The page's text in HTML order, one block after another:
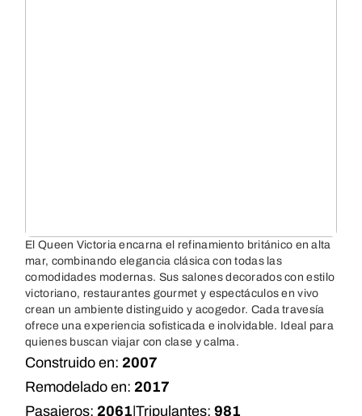
El Queen Victoria encarna el refinamiento británico en alta
mar, combinando elegancia clásica con todas las
comodidades modernas. Sus salones decorados con estilo
victoriano, restaurantes gourmet y espectáculos en vivo
crean un ambiente distinguido y acogedor. Cada travesía
ofrece una experiencia sofisticada e inolvidable. Ideal para
quienes buscan viajar con clase y calma.
Construido en: 2007
Remodelado en: 2017
Pasajeros: 2061 Tripulantes: 981